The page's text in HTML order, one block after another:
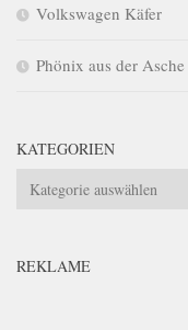
Volkswagen Käfer
Phönix aus der Asche
KATEGORIEN
Kategorien
REKLAME